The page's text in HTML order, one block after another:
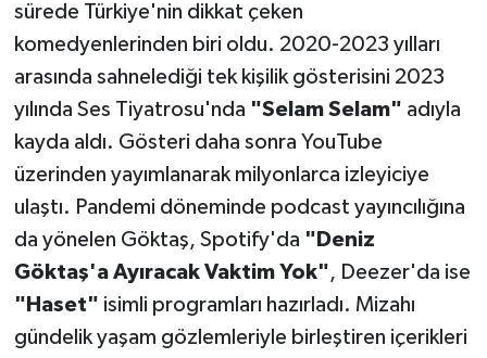
sürede Türkiye'nin dikkat çeken
komedyenlerinden biri oldu. 2020-2023 yılları
arasında sahnelediği tek kişilik gösterisini 2023
yılında Ses Tiyatrosu'nda "Selam Selam" adıyla
kayda aldı. Gösteri daha sonra YouTube
üzerinden yayımlanarak milyonlarca izleyiciye
ulaştı. Pandemi döneminde podcast yayıncılığına
da yönelen Göktaş, Spotify'da "Deniz
Göktaş'a Ayıracak Vaktim Yok", Deezer'da ise
"Haset" isimli programları hazırladı. Mizahı
gündelik yaşam gözlemleriyle birleştiren içerikleri